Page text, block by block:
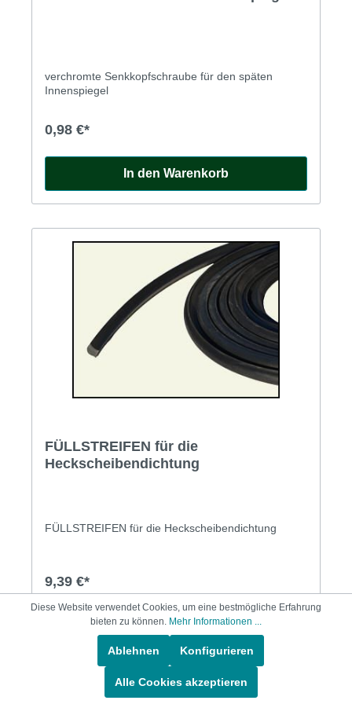
verchromte Senkkopfschraube für den späten
Innenspiegel
0,98 €*
In den Warenkorb
FÜLLSTREIFEN für die
Heckscheibendichtung
FÜLLSTREIFEN für die Heckscheibendichtung
9,39 €*
In den Warenkorb
Diese Website verwendet Cookies, um eine bestmögliche Erfahrung
bieten zu können. Mehr Informationen ...
Ablehnen Konfigurieren
Alle Cookies akzeptieren